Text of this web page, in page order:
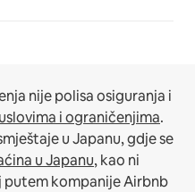
nije polisa osiguranja i
i ograničenjima.
u Japanu, gdje se
u Japanu, kao ni
putem kompanije Airbnb